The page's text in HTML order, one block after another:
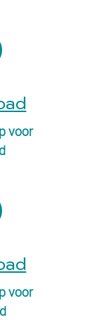
voor
voor